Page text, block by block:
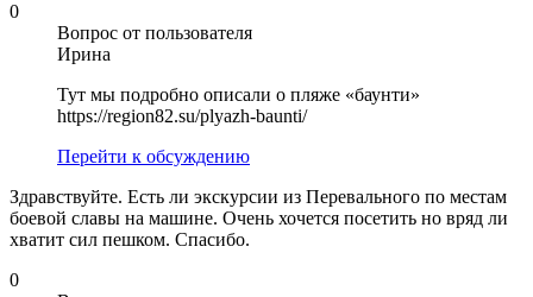
0
Вопрос от пользователя
Ирина
Тут мы подробно описали о пляже «баунти»
https://region82.su/plyazh-baunti/
Перейти к обсуждению
Здравствуйте. Есть ли экскурсии из Перевального по местам
боевой славы на машине. Очень хочется посетить но вряд ли
хватит сил пешком. Спасибо.
0